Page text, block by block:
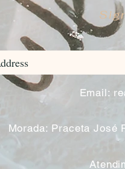
Email:
Morada: Praceta José